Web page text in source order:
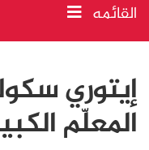
القائمه
إيتوري
المعلّم